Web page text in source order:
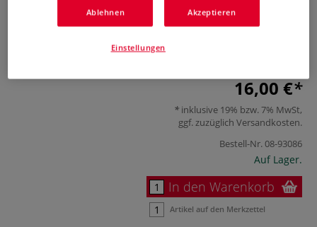
Das Ideale Buch für den Einstieg in die Welt der Manga-
Mehr
16,00 €
inklusive 19% bzw. 7% MwSt,
ggf. zuzüglich Versandkosten.
Bestell-Nr.08-93086
Auf Lager.
In den Warenkorb
Artikel auf den Merkzettel
Ablehnen Akzeptieren
Einstellungen